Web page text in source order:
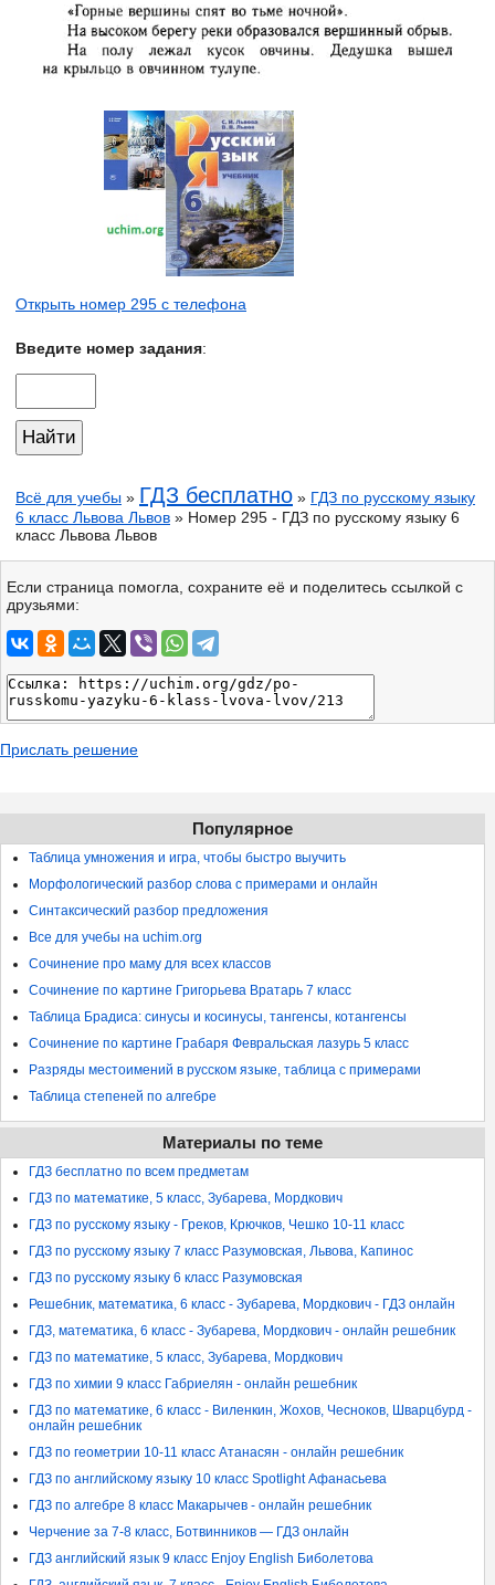
Открыть номер 295 с телефона
Введите номер задания:
Всё для учебы » ГДЗ бесплатно » ГДЗ по русскому языку
6 класс Львова Львов » Номер 295 - ГДЗ по русскому языку 6
класс Львова Львов
Если страница помогла, сохраните её и поделитесь ссылкой с
друзьями:
Прислать решение
Популярное
Таблица умножения и игра, чтобы быстро выучить
Морфологический разбор слова с примерами и онлайн
Синтаксический разбор предложения
Все для учебы на uchim.org
Сочинение про маму для всех классов
Сочинение по картине Григорьева Вратарь 7 класс
Таблица Брадиса: синусы и косинусы, тангенсы, котангенсы
Сочинение по картине Грабаря Февральская лазурь 5 класс
Разряды местоимений в русском языке, таблица с примерами
Таблица степеней по алгебре
Материалы по теме
ГДЗ бесплатно по всем предметам
ГДЗ по математике, 5 класс, Зубарева, Мордкович
ГДЗ по русскому языку - Греков, Крючков, Чешко 10-11 класс
ГДЗ по русскому языку 7 класс Разумовская, Львова, Капинос
ГДЗ по русскому языку 6 класс Разумовская
Решебник, математика, 6 класс - Зубарева, Мордкович - ГДЗ онлайн
ГДЗ, математика, 6 класс - Зубарева, Мордкович - онлайн решебник
ГДЗ по математике, 5 класс, Зубарева, Мордкович
ГДЗ по химии 9 класс Габриелян - онлайн решебник
ГДЗ по математике, 6 класс - Виленкин, Жохов, Чесноков, Шварцбурд -
онлайн решебник
ГДЗ по геометрии 10-11 класс Атанасян - онлайн решебник
ГДЗ по английскому языку 10 класс Spotlight Афанасьева
ГДЗ по алгебре 8 класс Макарычев - онлайн решебник
Черчение за 7-8 класс, Ботвинников — ГДЗ онлайн
ГДЗ английский язык 9 класс Enjoy English Биболетова